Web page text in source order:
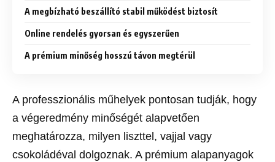
A megbízható beszállító stabil működést biztosít
Online rendelés gyorsan és egyszerűen
A prémium minőség hosszú távon megtérül
A professzionális műhelyek pontosan tudják, hogy
a végeredmény minőségét alapvetően
meghatározza, milyen liszttel, vajjal vagy
csokoládéval dolgoznak. A prémium alapanyagok